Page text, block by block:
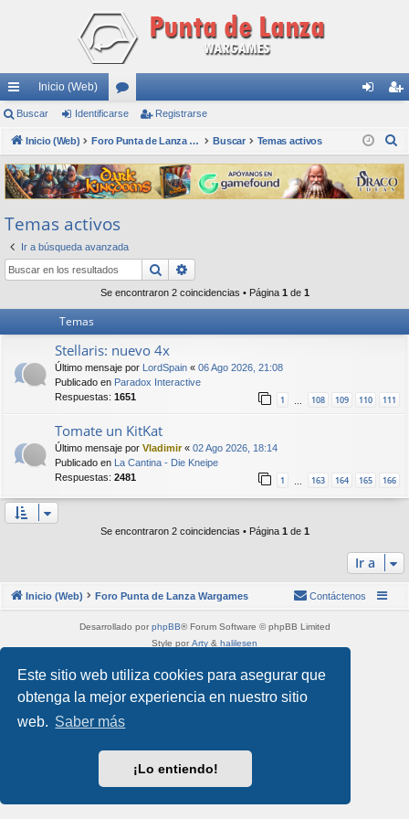
Este sitio web utiliza cookies para asegurar que
obtenga la mejor experiencia en nuestro sitio
web. Saber más
¡Lo entiendo!
nl
ac
es
rá
pi
do
s
Inicio (Web)
or
os nti
fic
ar
ist
ra
rs
Buscar Identificarse Registrarse
Inicio (Web) Foro Punta de Lanza Wargames Buscar Temas activos
s
c
Temas activos
Ir a búsqueda avanzada
Buscar
Se encontraron 2 coincidencias • Página 1 de 1
Temas
Stellaris: nuevo 4x
Último mensaje por LordSpain « 06 Ago 2026, 21:08
Publicado en Paradox Interactive
Respuestas: 1651 1 108 109 110 111
Tomate un KitKat
Último mensaje por Vladimir« 02 Ago 2026, 18:14
Publicado en La Cantina - Die Kneipe
Respuestas: 2481 1 163 164 165 166
Se encontraron 2 coincidencias • Página 1 de 1
Ir a
Inicio (Web) Foro Punta de Lanza Wargames Contáctenos
Desarrollado por phpBB® Forum Software © phpBB Limited
Style por Arty & halilesen
Privacidad| Condiciones